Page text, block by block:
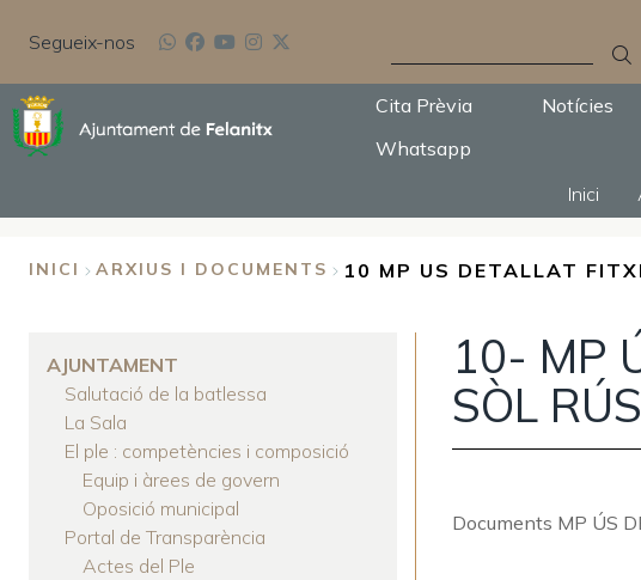
Segueix-nos
Cita Prèvia Notícies
Whatsapp
Inici
D'ARIADNA
INICI ARXIUS I DOCUMENTS 10 MP US DETALLAT
AJUNTAMENT
Salutació de la batlessa
La Sala
El ple : competències i composició
Equip i àrees de govern
Oposició municipal
Portal de Transparència
Actes del Ple
10- MP
SÒL
Documents MP ÚS